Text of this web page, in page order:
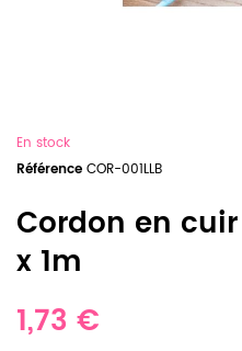
En stock
Référence COR-001LLB
Cordon en
x 1m
1,73 €